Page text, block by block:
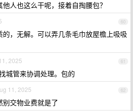
人也这么干呢，接着自掏腰包？
60
，无解。可以弄几条毛巾放屋檐上吸吸
61
2025
城管来协调处理。包的
62
11, 2025
交物业费就是了